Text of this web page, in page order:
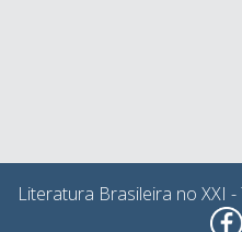
Literatura Brasileira no XXI